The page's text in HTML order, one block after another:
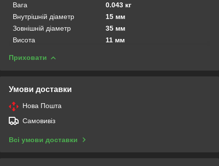
Вага
0.043 кг
Внутрішній діаметр
15 мм
Зовнішній діаметр
35 мм
Висота
11 мм
Приховати
Умови доставки
Нова Пошта
Самовивіз
Всі умови доставки